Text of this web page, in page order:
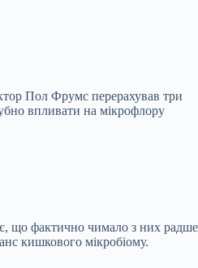
Пол Фрумс перерахував три
впливати на мікрофлору
що фактично чимало з них радше
кишкового мікробіому.